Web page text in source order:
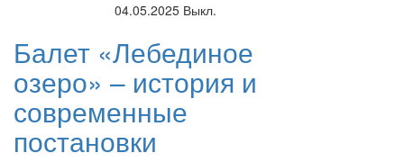
04.05.2025 Выкл.
Балет «Лебединое
озеро» – история и
современные
постановки